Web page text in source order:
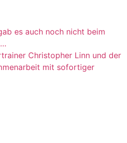
es auch noch nicht beim
Christopher Linn und der
mit sofortiger